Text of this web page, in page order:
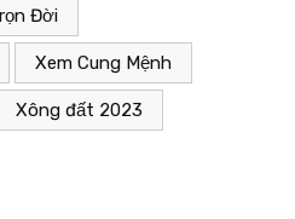
Đời
Xem Cung Mệnh
Xông đất 2023